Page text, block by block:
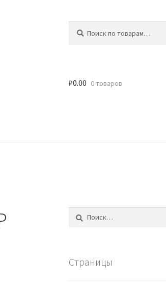
₽0.00 0 товаров
Страницы